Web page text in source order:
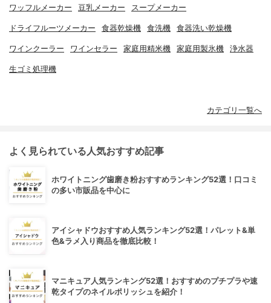
ワッフルメーカー 豆乳メーカー スープメーカー
ドライフルーツメーカー 食器乾燥機 食洗機 食器洗い乾燥機
ワインクーラー ワインセラー 家庭用精米機 家庭用製氷機 浄水器
生ゴミ処理機
カテゴリ一覧へ
よく見られている人気おすすめ記事
ホワイトニング歯磨き粉おすすめランキング52選！口コミ
の多い市販品を中心に
アイシャドウおすすめ人気ランキング52選！パレット&単
色&ラメ入り商品を徹底比較！
マニキュア人気ランキング52選！おすすめのプチプラや速
乾タイプのネイルポリッシュを紹介！